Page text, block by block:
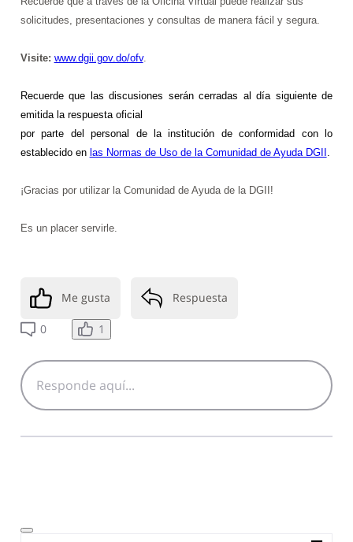
solicitudes, presentaciones y consultas de manera fácil y segura.
Visite: www.dgii.gov.do/ofv.
Recuerde que
las discusiones serán cerradas al día siguiente de
emitida la respuesta oficial
por parte del personal de la institución de conformidad con lo
establecido en las Normas de Uso de la Comunidad de Ayuda DGII
¡Gracias por utilizar la Comunidad de Ayuda de la DGII!
Es un placer servirle.
Me gusta Respuesta
0 1